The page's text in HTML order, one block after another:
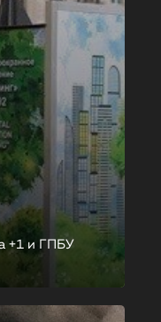
+1 и ГПБУ